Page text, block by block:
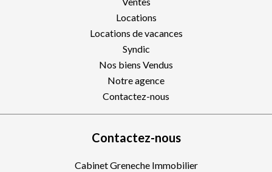
Locations
Locations de vacances
Syndic
Nos biens Vendus
Notre agence
Contactez-nous
Contactez-nous
Cabinet Greneche Immobilier